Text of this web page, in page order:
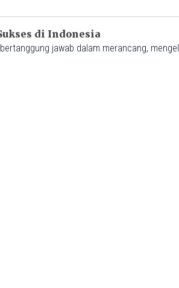
di Indonesia
jawab dalam merancang,